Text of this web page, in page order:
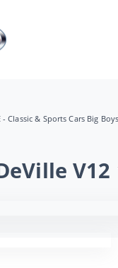
- Classic & Sports Cars Big
V12